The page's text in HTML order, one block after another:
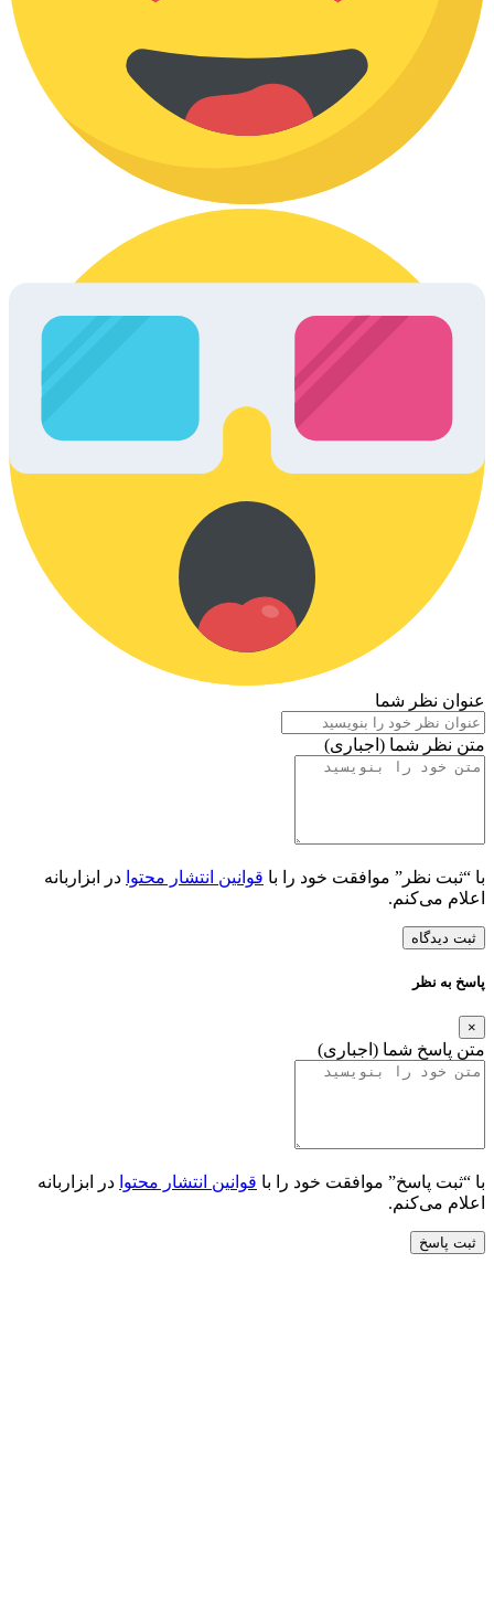
عنوان نظر شما
متن نظر شما (اجباری)
با “ثبت نظر” موافقت خود را با قوانین انتشار محتوا در ابزاربانه
اعلام می‌کنم.
ثبت دیدگاه
پاسخ به نظر
×
متن پاسخ شما (اجباری)
با “ثبت پاسخ” موافقت خود را با قوانین انتشار محتوا در ابزاربانه
اعلام می‌کنم.
ثبت پاسخ